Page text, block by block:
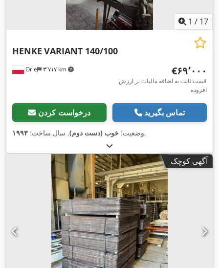
1 / 17
Orle ۳٬۷۱۷ km
HENKE VARIANT 140/100
‎€۶۹٬۰۰۰
قیمت ثابت به اضافه مالیات بر ارزش
افزوده
درخواست کردن تماس بگیرید
وضعیت: خوب (دست دوم), سال ساخت: ۱۹۹۳ ,
آگهی کوچک